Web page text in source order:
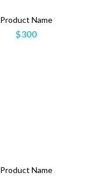
Product Name
$300
Product Name